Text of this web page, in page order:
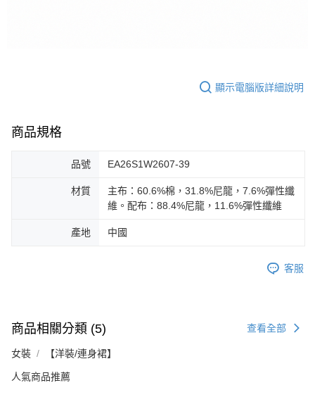
顯示電腦版詳細說明
商品規格
品號 EA26S1W2607-39
材質
主布：60.6%棉，31.8%尼龍，7.6%彈性纖
維。配布：88.4%尼龍，11.6%彈性纖維
產地 中國
客服
商品相關分類 (5) 查看全部
女裝 【洋裝/連身裙】
人氣商品推薦